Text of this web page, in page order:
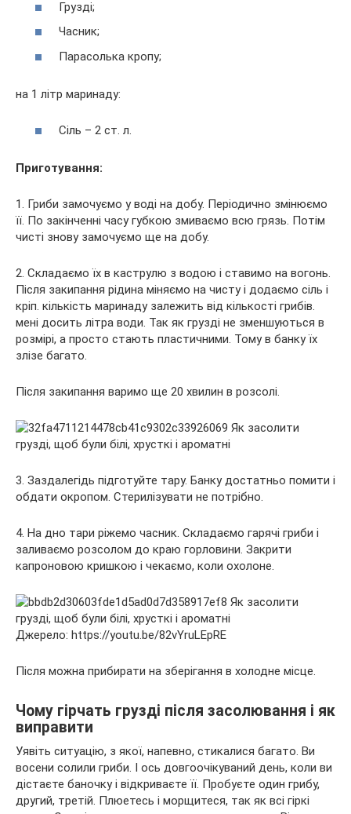
Грузді;
Часник;
Парасолька кропу;
на 1 літр маринаду:
Сіль – 2 ст. л.
Приготування:
1. Гриби замочуємо у воді на добу. Періодично змінюємо
її. По закінченні часу губкою змиваємо всю грязь. Потім
чисті знову замочуємо ще на добу.
2. Складаємо їх в каструлю з водою і ставимо на вогонь.
Після закипання рідина міняємо на чисту і додаємо сіль і
кріп. кількість маринаду залежить від кількості грибів.
мені досить літра води. Так як грузді не зменшуються в
розмірі, а просто стають пластичними. Тому в банку їх
злізе багато.
Після закипання варимо ще 20 хвилин в розсолі.
3. Заздалегідь підготуйте тару. Банку достатньо помити і
обдати окропом. Стерилізувати не потрібно.
4. На дно тари ріжемо часник. Складаємо гарячі гриби і
заливаємо розсолом до краю горловини. Закрити
капроновою кришкою і чекаємо, коли охолоне.
Джерело: https://youtu.be/82vYruLEpRE
Після можна прибирати на зберігання в холодне місце.
Чому гірчать грузді після засолювання і як
виправити
Уявіть ситуацію, з якої, напевно, стикалися багато. Ви
восени солили гриби. І ось довгоочікуваний день, коли ви
дістаєте баночку і відкриваєте її. Пробуєте один грибу,
другий, третій. Плюетесь і морщитеся, так як всі гіркі